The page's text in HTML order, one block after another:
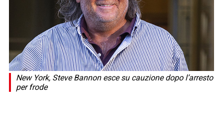
New York, Steve Bannon esce su cauzione dopo l’arresto
per frode